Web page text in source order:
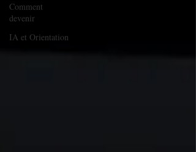
Comment
devenir
IA et Orientation